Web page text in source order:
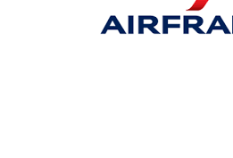
en ligne :
cotations
25 mai 2019